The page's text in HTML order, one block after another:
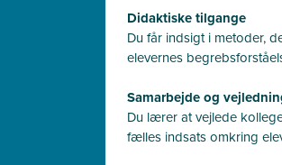
Didaktiske tilgange
Du får indsigt i metoder,
elevernes
Samarbejde og
Du lærer at vejlede
fælles indsats omkring